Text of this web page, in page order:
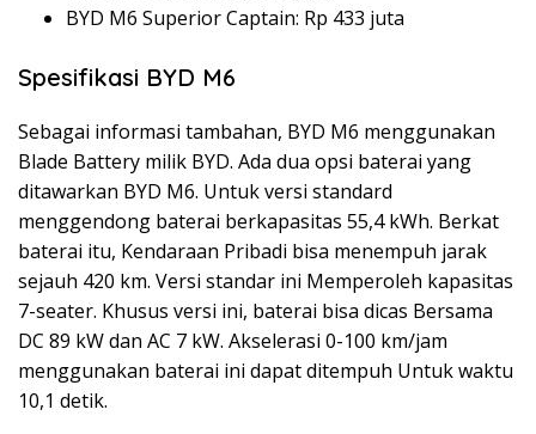
BYD M6 Superior Captain: Rp 433 juta
Spesifikasi BYD M6
Sebagai informasi tambahan, BYD M6 menggunakan
Blade Battery milik BYD. Ada dua opsi baterai yang
ditawarkan BYD M6. Untuk versi standard
menggendong baterai berkapasitas 55,4 kWh. Berkat
baterai itu, Kendaraan Pribadi bisa menempuh jarak
sejauh 420 km. Versi standar ini Memperoleh kapasitas
7-seater. Khusus versi ini, baterai bisa dicas Bersama
DC 89 kW dan AC 7 kW. Akselerasi 0-100 km/jam
menggunakan baterai ini dapat ditempuh Untuk waktu
10,1 detik.